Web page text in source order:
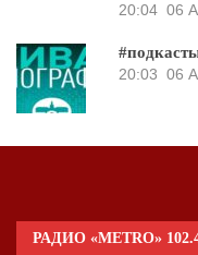
20:04 06
20:03 06
РАДИО «METRO»